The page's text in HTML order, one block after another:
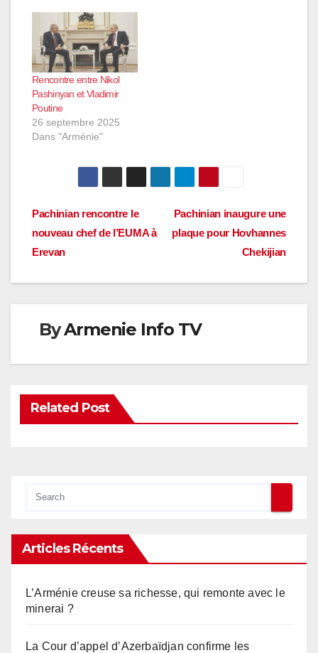
Rencontre entre Nikol
Pashinyan et Vladimir
Poutine
26 septembre 2025
Dans "Arménie"
Navigation
de
l’article
Pachinian inaugure une
plaque pour Hovhannes
Chekijian
Pachinian rencontre le
nouveau chef de l’EUMA à
Erevan
ByArmenie Info TV
Related Post
Articles Récents
L’Arménie creuse sa richesse, qui remonte avec le
minerai ?
La Cour d’appel d’Azerbaïdjan confirme les